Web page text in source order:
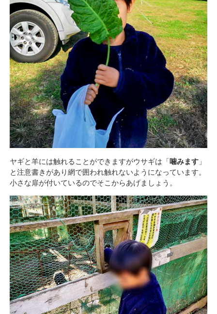
ヤギと羊には触れることができますがウサギは「噛みます 」
と注意書きがあり網で囲われ触れないようになっています。
小さな扉が付いているのでそこからあげましょう。